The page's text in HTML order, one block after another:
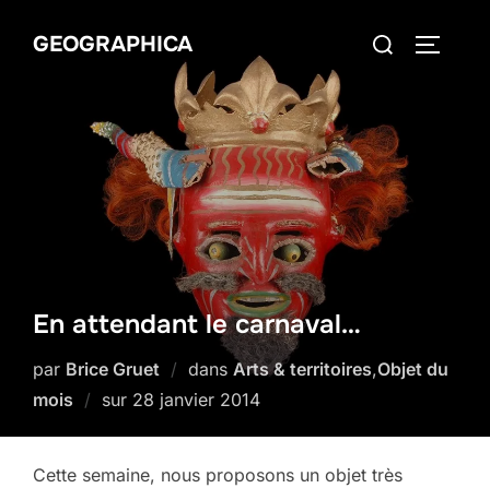
GEOGRAPHICA Rechercher :
En attendant le carnaval…
par Brice Gruet dans Arts & territoires,Objet du
mois
sur Publié
28 janvier 2014
Cette semaine, nous proposons un objet très